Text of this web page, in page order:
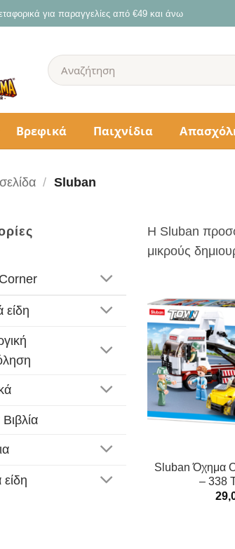
για παραγγελίες από €49 και άνω
Αναζήτηση
για:
Βρεφικά Παιχνίδια
/ Sluban
είδη
είδη
Η Sluban
μικρούς
Sluban Όχημα
– 338